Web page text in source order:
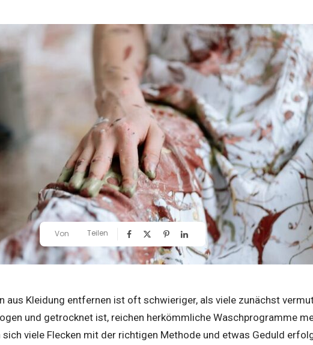
Von Teilen
aus Kleidung entfernen ist oft schwieriger, als viele zunächst
und getrocknet ist, reichen herkömmliche Waschprogramme
sich viele Flecken mit der richtigen Methode und etwas Geduld